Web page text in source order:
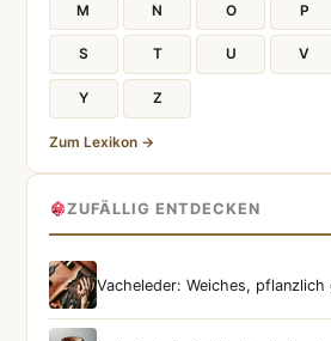
M N O P
S T U V
Y Z
Zum Lexikon →
ZUFÄLLIG ENTDECKEN
Vacheleder: Weiches,